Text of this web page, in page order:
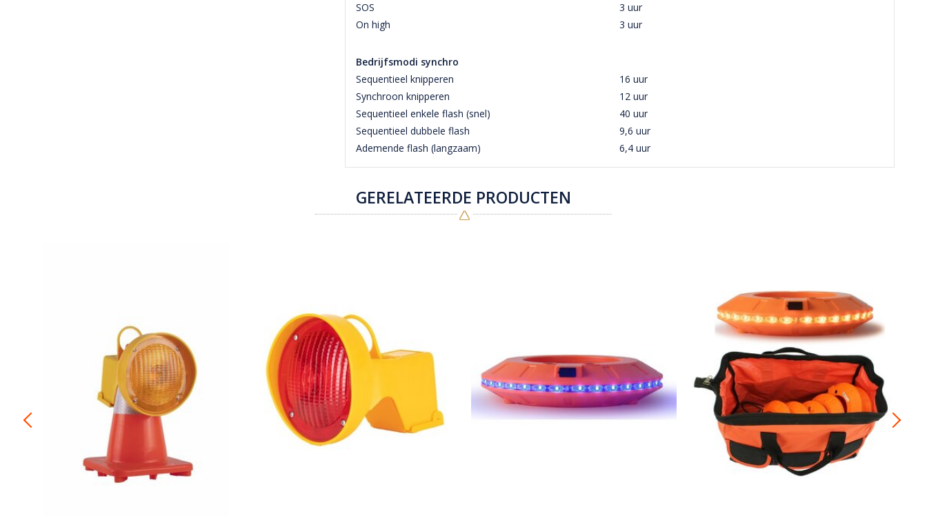
SOS
3 uur
On high
3 uur
Bedrijfsmodi synchro
Sequentieel knipperen
16 uur
Synchroon knipperen
12 uur
Sequentieel enkele flash (snel)
40 uur
Sequentieel dubbele flash
9,6 uur
Ademende flash (langzaam)
6,4 uur
GERELATEERDE PRODUCTEN